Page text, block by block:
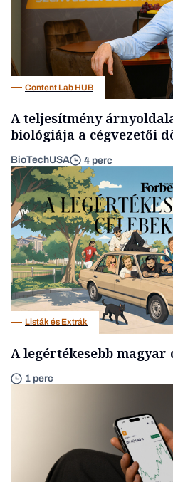
Content Lab HUB
A teljesítmény
biológiája a cégvezetői
BioTechUSA 4 perc
Listák és Extrák
A legértékesebb magyar
1 perc